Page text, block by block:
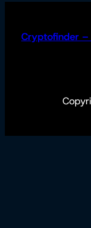
Cryptofinder –